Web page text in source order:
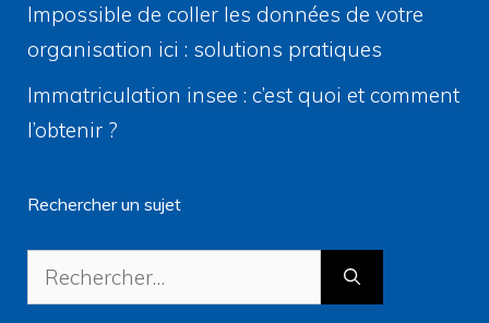
Impossible de coller les données de votre
organisation ici : solutions pratiques
Immatriculation insee : c’est quoi et comment
l’obtenir ?
Rechercher un sujet
Rechercher :